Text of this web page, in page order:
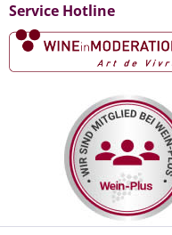
Service Hotline